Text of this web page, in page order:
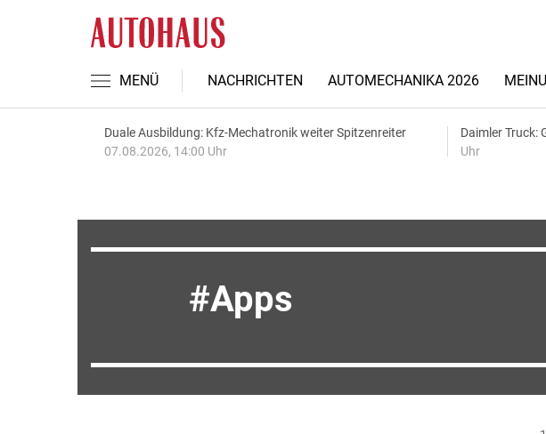
MENÜ NACHRICHTEN AUTOMECHANIKA 2026
Duale Ausbildung: Kfz-Mechatronik weiter Spitzenreiter
07.08.2026, 14:00 Uhr
Daimler Truck:
Uhr
Apps